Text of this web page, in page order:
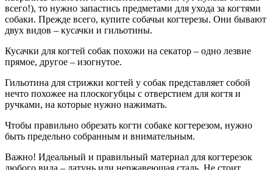
всего!), то нужно запастись предметами для ухода за когтями
собаки. Прежде всего, купите собачьи когтерезы. Они бывают
двух видов – кусачки и гильотины.
Кусачки для когтей собак похожи на секатор – одно лезвие
прямое, другое – изогнутое.
Гильотина для стрижки когтей у собак представляет собой
нечто похожее на плоскогубцы с отверстием для когтя и
ручками, на которые нужно нажимать.
Чтобы правильно обрезать когти собаке когтерезом, нужно
быть предельно собранным и внимательным.
Важно! Идеальный и правильный материал для когтерезок
любого вида – латунь или нержавеющая сталь. Не стоит